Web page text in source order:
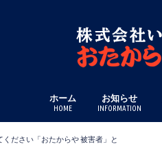
ホーム
HOME
お知らせ
INFORMATION
ください「おたからや 被害者」と